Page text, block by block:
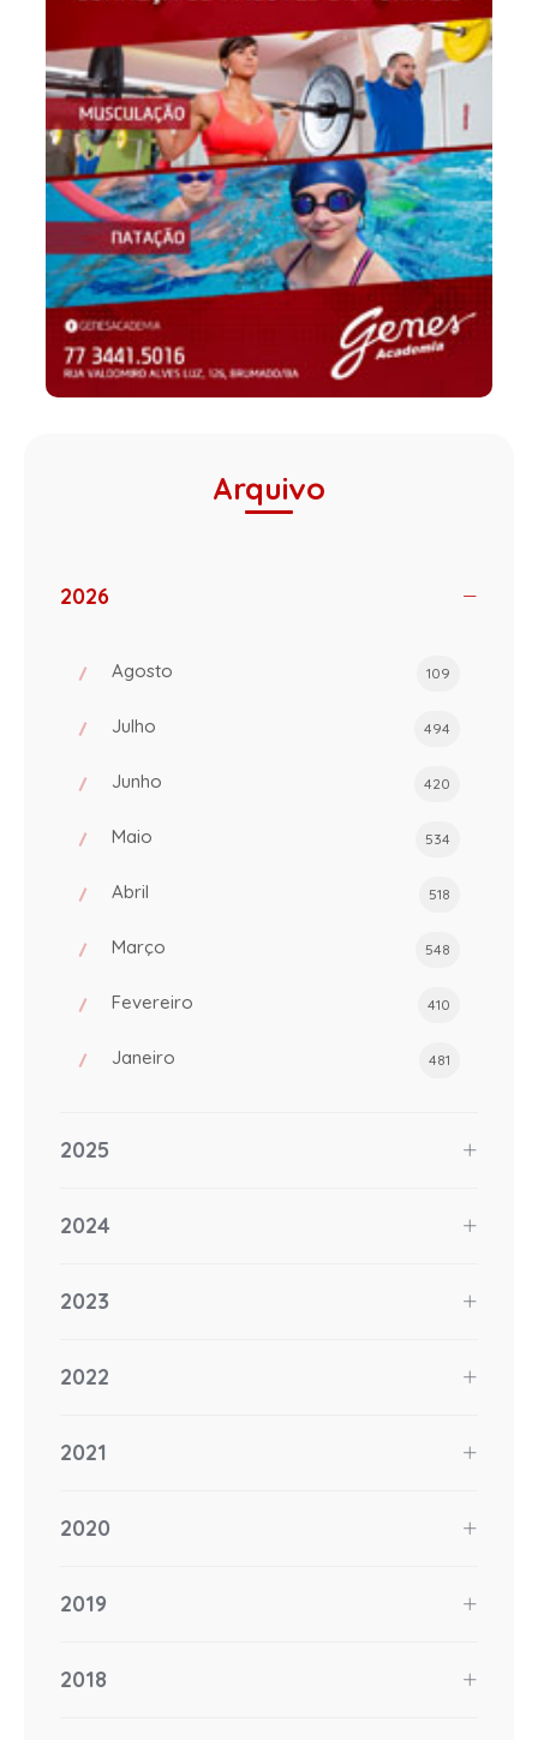
Arquivo
2026
Agosto 109
Julho 494
Junho 420
Maio 534
Abril 518
Março 548
Fevereiro 410
Janeiro 481
2025
2024
2023
2022
2021
2020
2019
2018